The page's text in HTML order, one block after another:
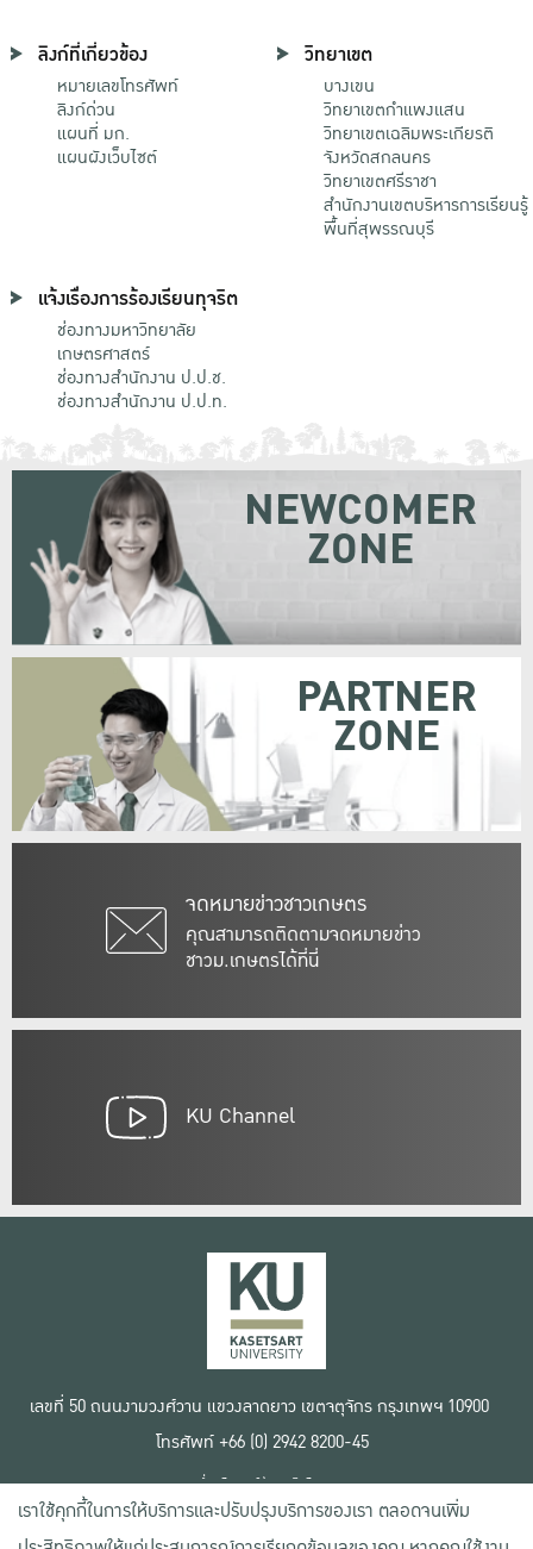
ลิงก์ที่เกี่ยวข้อง
หมายเลขโทรศัพท์
ลิงก์ด่วน
แผนที่ มก.
แผนผังเว็บไซต์
วิทยาเขต
บางเขน
วิทยาเขตกําแพงแสน
วิทยาเขตเฉลิมพระเกียรติ
จังหวัดสกลนคร
วิทยาเขตศรีราชา
สำนักงานเขตบริหารการเรียนรู้
พื้นที่สุพรรณบุรี
แจ้งเรื่องการร้องเรียนทุจริต
ช่องทางมหาวิทยาลัย
เกษตรศาสตร์
ช่องทางสำนักงาน ป.ป.ช.
ช่องทางสำนักงาน ป.ป.ท.
จดหมายข่าวชาวเกษตร
คุณสามารถติดตามจดหมายข่าว
ชาวม.เกษตรได้ที่นี่
NEWCOMER
ZONE
PARTNER
ZONE
KU Channel
เลขที่ 50 ถนนงามวงศ์วาน แขวงลาดยาว เขตจตุจักร กรุงเทพฯ 10900
โทรศัพท์ +66 (0) 2942 8200-45
เงื่อนไขการใช้งานเว็บไซต์
ข้อตกลงด้านสิทธิ์ใช้งาน
นโยบายความเป็นส่วนตัว
เราใช้คุกกี้ในการให้บริการและปรับปรุงบริการของเรา ตลอดจนเพิ่ม